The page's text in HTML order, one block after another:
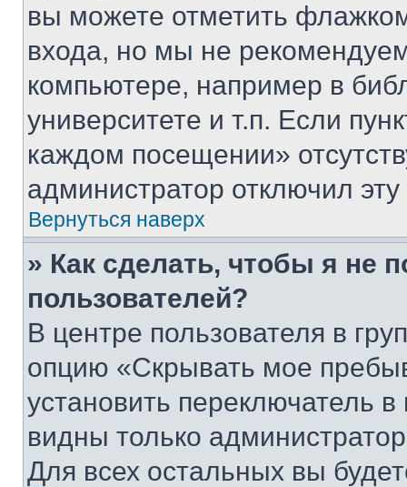
вы можете отметить
входа, но мы не
компьютере, например в
университете и т.п. Если
каждом посещении»
администратор отключил
Вернуться наверх
» Как сделать, чтобы я не
пользователей?
В центре пользователя в
опцию «Скрывать мое
установить переключатель
видны только
Для всех остальных вы